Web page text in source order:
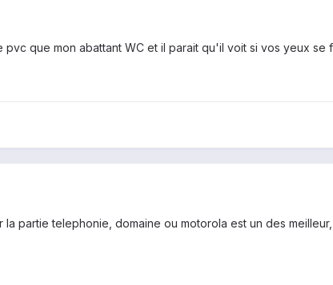
pvc que mon abattant WC et il parait qu'il voit si vos yeux se
partie telephonie, domaine ou motorola est un des